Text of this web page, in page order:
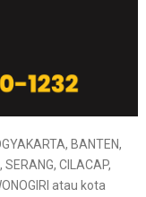
BANTEN,
CILACAP,
atau kota